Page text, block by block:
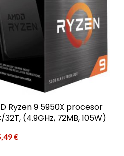
Ryzen 9 5950X procesor
32T, (4.9GHz, 72MB, 105W)
€